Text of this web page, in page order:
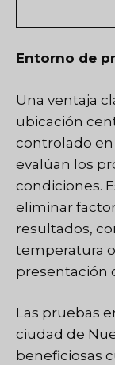
Entorno de
Una ventaja
ubicación
controlado
evalúan los
condiciones.
eliminar
resultados,
temperatura
presentación
Las pruebas
ciudad de
beneficiosas